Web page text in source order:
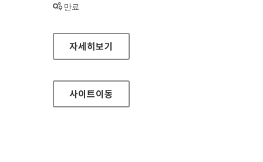
상태 :
만료
CJ제일제당 모바일웹
자세히보기
사이트이동